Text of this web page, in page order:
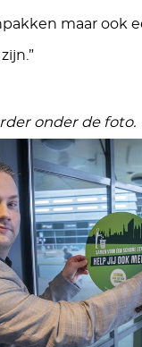
maar ook
onder de foto.